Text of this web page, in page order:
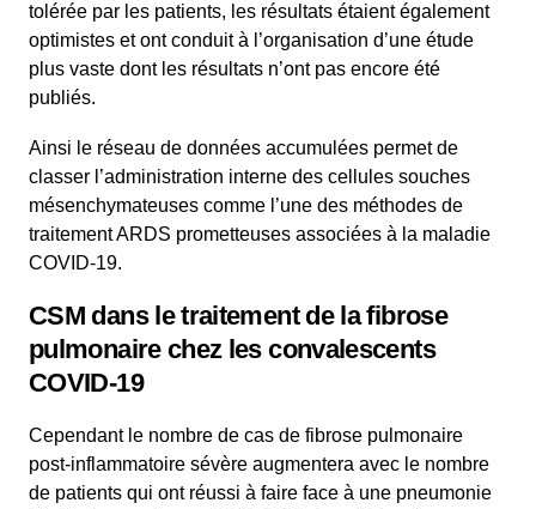
tolérée par les patients, les résultats étaient également
optimistes et ont conduit à l’organisation d’une étude
plus vaste dont les résultats n’ont pas encore été
publiés.
Ainsi le réseau de données accumulées permet de
classer l’administration interne des cellules souches
mésenchymateuses comme l’une des méthodes de
traitement ARDS prometteuses associées à la maladie
COVID-19.
CSM dans le traitement de la fibrose
pulmonaire chez les convalescents
COVID-19
Cependant le nombre de cas de fibrose pulmonaire
post-inflammatoire sévère augmentera avec le nombre
de patients qui ont réussi à faire face à une pneumonie